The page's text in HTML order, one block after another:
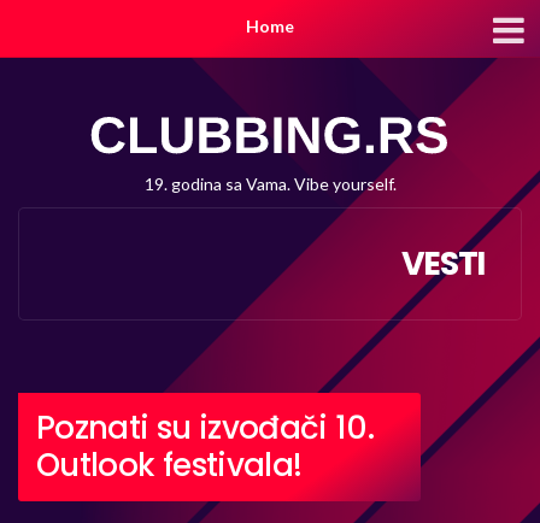
Home
19. godina sa Vama. Vibe yourself.
VESTI
Poznati su izvođači 10.
Outlook festivala!